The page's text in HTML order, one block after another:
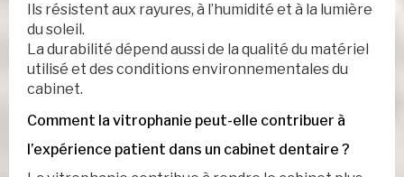
Ils résistent aux rayures, à l’humidité et à la lumière
du soleil.
La durabilité dépend aussi de la qualité du matériel
utilisé et des conditions environnementales du
cabinet.
Comment la vitrophanie peut-elle contribuer à
l’expérience patient dans un cabinet dentaire ?